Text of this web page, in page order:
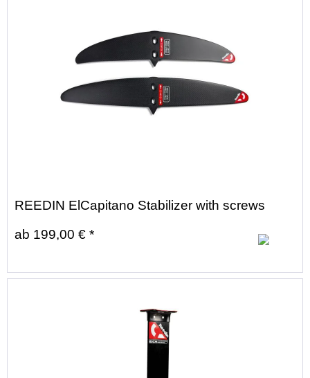
REEDIN ElCapitano Stabilizer with screws
ab 199,00 € *